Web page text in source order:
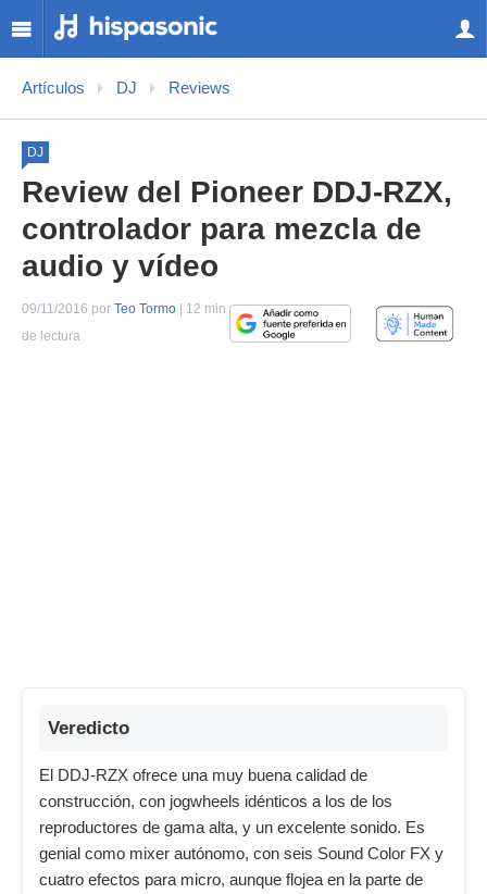
Artículos DJ Reviews
DJ
Review del Pioneer DDJ-RZX,
controlador para mezcla de
audio y vídeo
09/11/2016 por Teo Tormo | 12 min
de lectura
Veredicto
El DDJ-RZX ofrece una muy buena calidad de
construcción, con jogwheels idénticos a los de los
reproductores de gama alta, y un excelente sonido. Es
genial como mixer autónomo, con seis Sound Color FX y
cuatro efectos para micro, aunque flojea en la parte de